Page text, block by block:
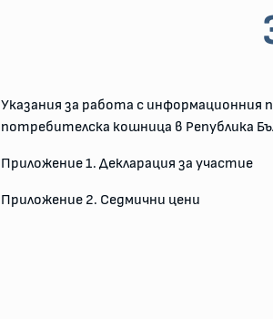
Указания за работа с
потребителска кошница в Република
Приложение 1. Декларация за участие
Приложение 2. Седмични цени